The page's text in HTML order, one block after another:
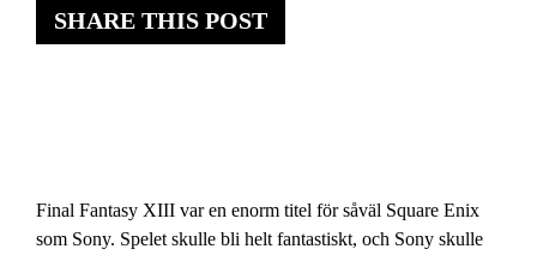
SHARE THIS POST
Final Fantasy XIII var en enorm titel för såväl Square Enix
som Sony. Spelet skulle bli helt fantastiskt, och Sony skulle